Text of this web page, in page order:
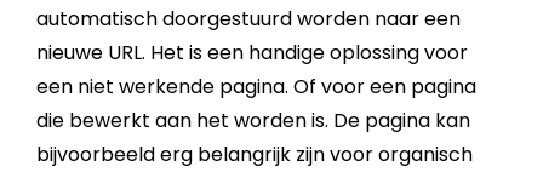
automatisch doorgestuurd worden naar een
nieuwe URL. Het is een handige oplossing voor
een niet werkende pagina. Of voor een pagina
die bewerkt aan het worden is. De pagina kan
bijvoorbeeld erg belangrijk zijn voor organisch